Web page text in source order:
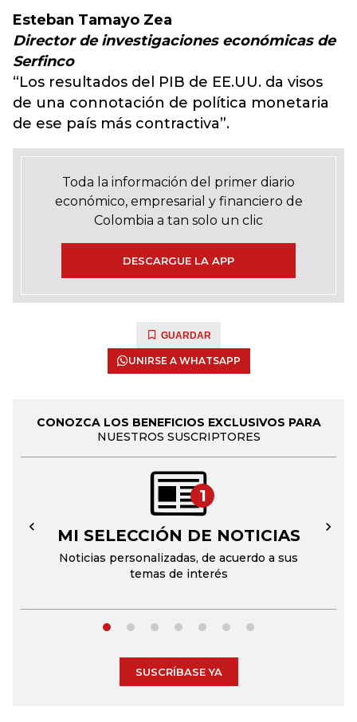
Esteban Tamayo Zea
Director de investigaciones económicas de
Serfinco
“Los resultados del PIB de EE.UU. da visos
de una connotación de política monetaria
de ese país más contractiva”.
Toda la información del primer diario
económico, empresarial y financiero de
Colombia a tan solo un clic
DESCARGUE LA APP
GUARDAR
UNIRSE A WHATSAPP
CONOZCA LOS BENEFICIOS EXCLUSIVOS PARA
NUESTROS SUSCRIPTORES
1
MI SELECCIÓN DE NOTICIAS
Noticias personalizadas, de acuerdo a sus
temas de interés
← →
SUSCRÍBASE YA